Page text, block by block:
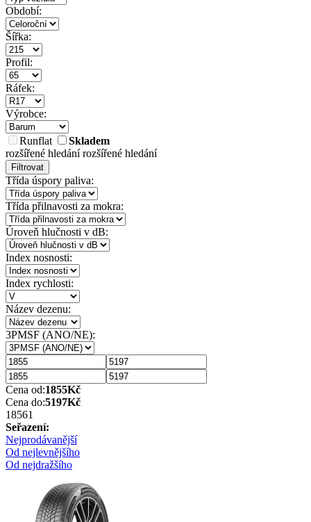
Období:
Šířka:
Profil:
Ráfek:
Výrobce:
Runflat
Skladem
rozšířené hledánírozšířené hledání
Filtrovat
Třída úspory paliva:
Třída přilnavosti za mokra:
Úroveň hlučnosti v dB:
Index nosnosti:
Index rychlosti:
Název dezenu:
3PMSF (ANO/NE):
Cena od:1855Kč
Cena do:5197Kč
18561
Seřazení:
Nejprodávanější
Od nejlevnějšího
Od nejdražšího